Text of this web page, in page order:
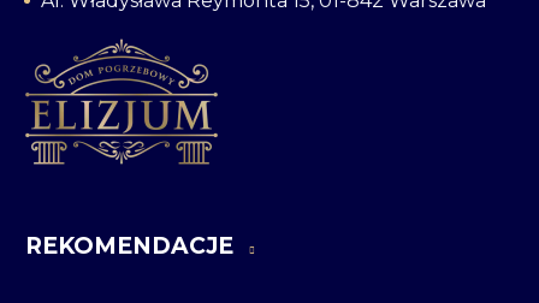
REKOMENDACJE